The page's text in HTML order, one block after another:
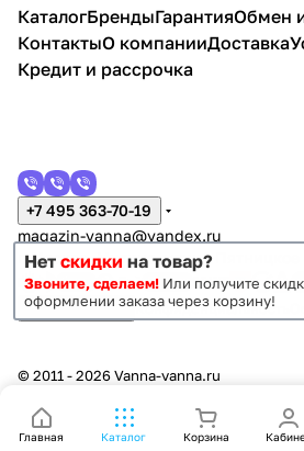
Главная Каталог Корзина
КаталогБрендыГарантияОбмен
КонтактыО компанииДоставка
Кредит и рассрочка
+7 495 363-70-19
magazin-vanna@yandex.ru
г. Москва, Митино, улица Пятницкое
Темная тема Конфиденциальность
© 2011 - 2026 Vanna-vanna.ru
Нет скидки на товар?
Звоните, сделаем! Или получите
оформлении заказа через корзину!